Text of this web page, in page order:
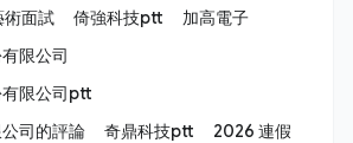
術面試 倚強科技ptt
加高電子
限公司
有限公司ptt
司的評論
奇鼎科技ptt
2026 連假